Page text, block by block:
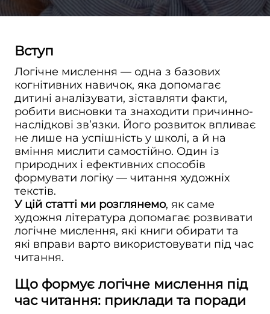
Вступ
Логічне мислення — одна з базових
когнітивних навичок, яка допомагає
дитині аналізувати, зіставляти факти,
робити висновки та знаходити причинно-
наслідкові зв’язки. Його розвиток впливає
не лише на успішність у школі, а й на
вміння мислити самостійно. Один із
природних і ефективних способів
формувати логіку — читання художніх
текстів.
У цій статті ми розглянемо, як саме
художня література допомагає розвивати
логічне мислення, які книги обирати та
які вправи варто використовувати під час
читання.
Що формує логічне мислення під
час читання: приклади та поради